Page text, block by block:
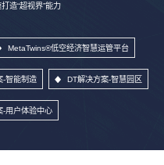
造“超视界”能力
MetaTwins®低空经济智慧运管平台
-智能制造 DT解决方案-智慧园区
-用户体验中心